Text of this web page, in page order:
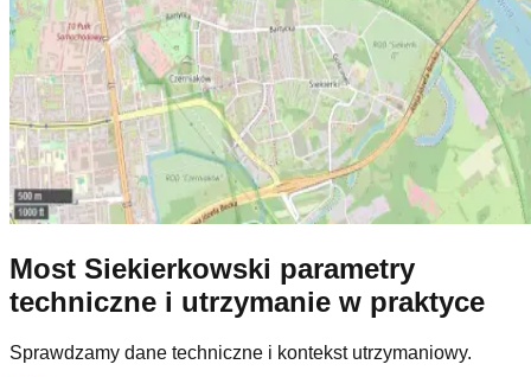
Most Siekierkowski parametry
techniczne i utrzymanie w praktyce
Sprawdzamy dane techniczne i kontekst utrzymaniowy.